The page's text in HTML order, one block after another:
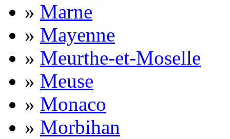
» Marne
» Mayenne
» Meurthe-et-Moselle
» Meuse
» Monaco
» Morbihan